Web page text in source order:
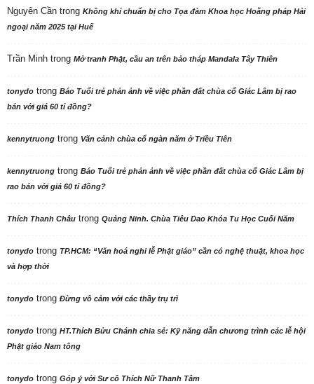
Nguyên Cần trong Không khí chuẩn bị cho Tọa đàm Khoa học Hoằng pháp Hải
ngoại năm 2025 tại Huế
Trần Minh trong Mở tranh Phật, cầu an trên bảo tháp Mandala Tây Thiên
tonydo trong Báo Tuổi trẻ phản ảnh về việc phần đất chùa cổ Giác Lâm bị rao
bán với giá 60 tỉ đồng?
kennytruong trong Vãn cảnh chùa cổ ngàn năm ở Triều Tiên
kennytruong trong Báo Tuổi trẻ phản ảnh về việc phần đất chùa cổ Giác Lâm bị
rao bán với giá 60 tỉ đồng?
Thích Thanh Châu trong Quảng Ninh. Chùa Tiêu Dao Khóa Tu Học Cuối Năm
tonydo trong TP.HCM: “Văn hoá nghi lễ Phật giáo” cần có nghệ thuật, khoa học
và hợp thời
tonydo trong Đừng vô cảm với các thầy trụ trì
tonydo trong HT.Thích Bửu Chánh chia sẻ: Kỹ năng dẫn chương trình các lễ hội
Phật giáo Nam tông
tonydo trong Góp ý với Sư cô Thích Nữ Thanh Tâm